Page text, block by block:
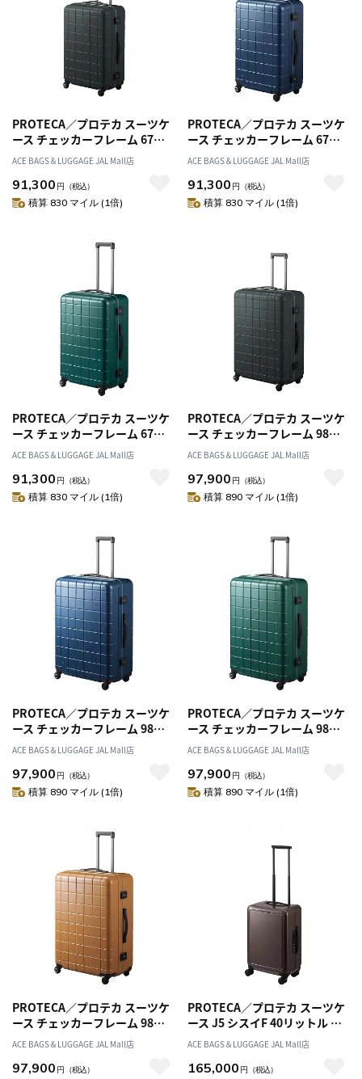
PROTECA／プロテカ スーツケ
ース チェッカーフレーム 67リ
ットル フレームタイプ 00143
ACE BAGS＆LUGGAGE JAL Mall店
91,300 円 （税込）
積算 830 マイル (1倍)
PROTECA／プロテカ スーツケ
ース チェッカーフレーム 67リ
ットル フレームタイプ 00143
ACE BAGS＆LUGGAGE JAL Mall店
91,300 円 （税込）
積算 830 マイル (1倍)
PROTECA／プロテカ スーツケ
ース チェッカーフレーム 67リ
ットル フレームタイプ 00143
ACE BAGS＆LUGGAGE JAL Mall店
91,300 円 （税込）
積算 830 マイル (1倍)
PROTECA／プロテカ スーツケ
ース チェッカーフレーム 98リ
ットル フレームタイプ 00144
ACE BAGS＆LUGGAGE JAL Mall店
97,900 円 （税込）
積算 890 マイル (1倍)
PROTECA／プロテカ スーツケ
ース チェッカーフレーム 98リ
ットル フレームタイプ 00144
ACE BAGS＆LUGGAGE JAL Mall店
97,900 円 （税込）
積算 890 マイル (1倍)
PROTECA／プロテカ スーツケ
ース チェッカーフレーム 98リ
ットル フレームタイプ 00144
ACE BAGS＆LUGGAGE JAL Mall店
97,900 円 （税込）
積算 890 マイル (1倍)
PROTECA／プロテカ スーツケ
ース チェッカーフレーム 98リ
ットル フレームタイプ 00144
ACE BAGS＆LUGGAGE JAL Mall店
97,900 円 （税込）
PROTECA／プロテカ スーツケ
ース J5 シスイF 40リットル 日
本製 フレームタイプ 双輪 キャ
スターストッパー 00551
ACE BAGS＆LUGGAGE JAL Mall店
165,000 円 （税込）